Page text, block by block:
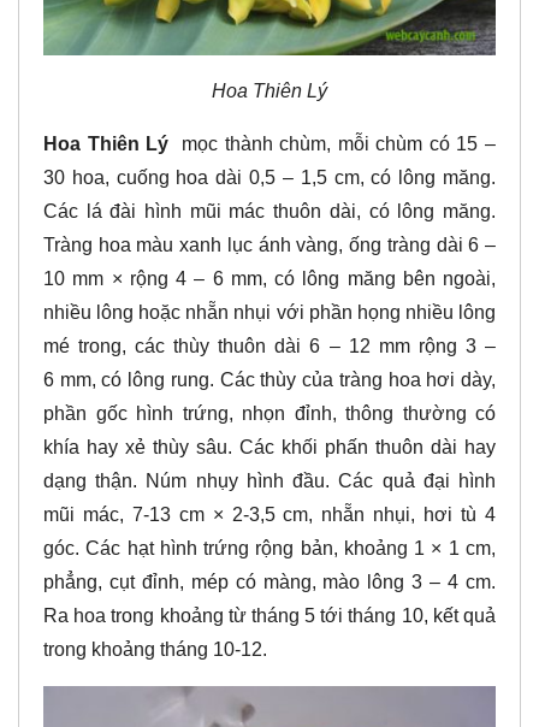
Hoa Thiên Lý
Hoa Thiên Lý mọc thành chùm, mỗi chùm có 15 –
30 hoa, cuống hoa dài 0,5 – 1,5 cm, có lông măng.
Các lá đài hình mũi mác thuôn dài, có lông măng.
Tràng hoa màu xanh lục ánh vàng, ống tràng dài 6 –
10 mm × rộng 4 – 6 mm, có lông măng bên ngoài,
nhiều lông hoặc nhẵn nhụi với phần họng nhiều lông
mé trong, các thùy thuôn dài 6 – 12 mm rộng 3 –
6 mm, có lông rung. Các thùy của tràng hoa hơi dày,
phần gốc hình trứng, nhọn đỉnh, thông thường có
khía hay xẻ thùy sâu. Các khối phấn thuôn dài hay
dạng thận. Núm nhụy hình đầu. Các quả đại hình
mũi mác, 7-13 cm × 2-3,5 cm, nhẵn nhụi, hơi tù 4
góc. Các hạt hình trứng rộng bản, khoảng 1 × 1 cm,
phẳng, cụt đỉnh, mép có màng, mào lông 3 – 4 cm.
Ra hoa trong khoảng từ tháng 5 tới tháng 10, kết quả
trong khoảng tháng 10-12.